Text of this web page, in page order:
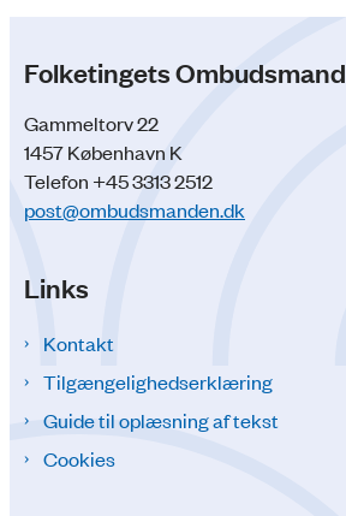
Folketingets Ombudsmand
Gammeltorv 22
1457 København K
Telefon +45 3313 2512
post@ombudsmanden.dk
Links
Kontakt
Tilgængelighedserklæring
Guide til oplæsning af tekst
Cookies